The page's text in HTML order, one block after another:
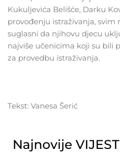
Kukuljevića Belišće, Darku
provođenju istraživanja,
suglasni da njihovu djecu
najviše učenicima koji su bili
za provedbu istraživanja.
Tekst: Vanesa Šerić
Najnovije